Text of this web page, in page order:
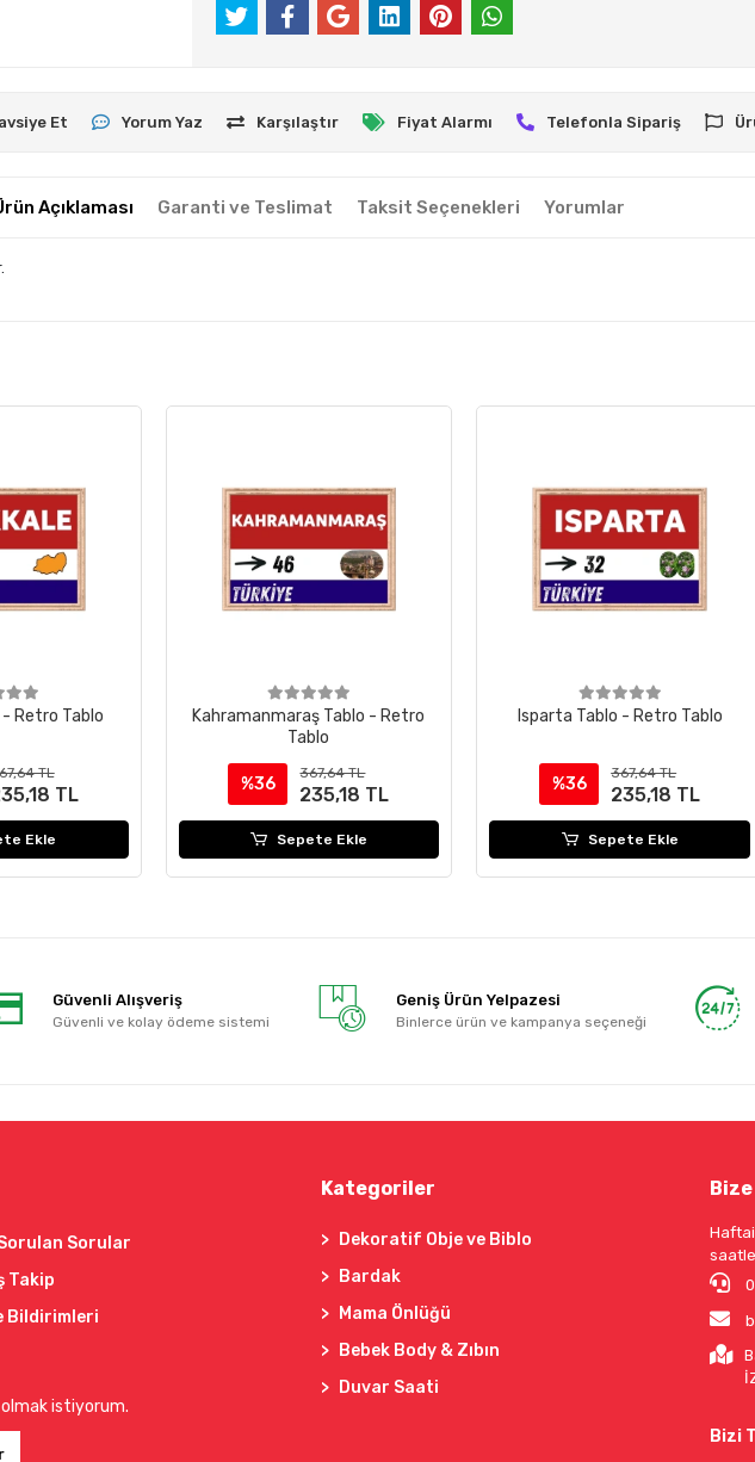
Et Yorum Yaz Karşılaştır Fiyat Alarmı Telefonla Sipariş
Açıklaması Garanti ve Teslimat Taksit Seçenekleri Yorumlar
- Retro Tablo
TL
TL
Ekle
Kahramanmaraş Tablo - Retro
Tablo
%36
367,64 TL
235,18 TL
Sepete Ekle
Isparta Tablo - Retro Tablo
%36
367,64 TL
235,18 TL
Sepete Ekle
Güvenli Alışveriş
Güvenli ve kolay ödeme sistemi
Geniş Ürün Yelpazesi
Binlerce ürün ve kampanya seçeneği
Sorular
Takip
Bildirimleri
istiyorum.
Kategoriler
Dekoratif Obje ve Biblo
Bardak
Mama Önlüğü
Bebek Body & Zıbın
Duvar Saati
Bize
Bizi